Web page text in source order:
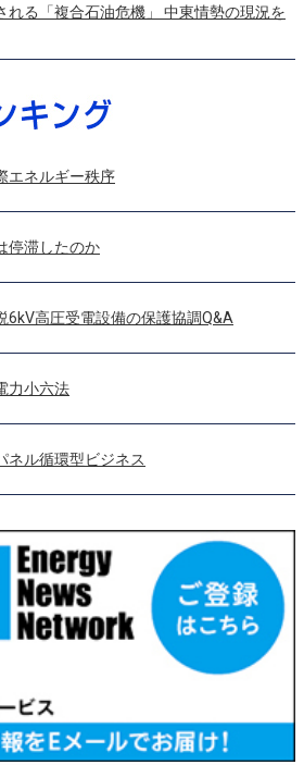
れる「複合石油危機」 中東情勢の現況を
エネルギー秩序
停滞したのか
高圧受電設備の保護協調Q&A
力小六法
ル循環型ビジネス